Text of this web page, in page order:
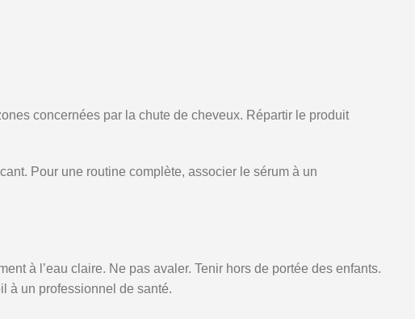
concernées par la chute de cheveux. Répartir le produit
Pour une routine complète, associer le sérum à un
à l’eau claire. Ne pas avaler. Tenir hors de portée des enfants.
à un professionnel de santé.